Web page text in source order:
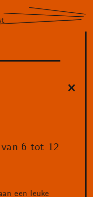
6 tot 12
een leuke